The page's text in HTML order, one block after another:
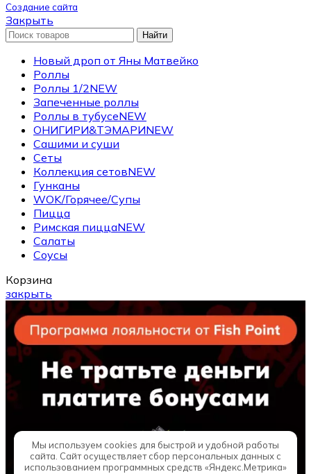
Создание сайта
Закрыть
Найти
Новый дроп от Яны Матвейко
Роллы
Роллы 1/2NEW
Запеченные роллы
Роллы в тубусеNEW
ОНИГИРИ&ТЭМАРИNEW
Сашими и суши
Сеты
Коллекция сетовNEW
Гунканы
WOK/Горячее/Супы
Пицца
Римская пиццаNEW
Салаты
Соусы
Корзина
закрыть
Мы используем cookies для быстрой и удобной работы
сайта. Сайт осуществляет сбор персональных данных с
использованием программных средств «Яндекс.Метрика»